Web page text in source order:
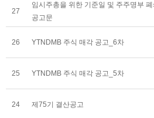
27
임시주총을 위한 기준일 및 주주명부
공고문
26 YTNDMB 주식 매각 공고_6차
25 YTNDMB 주식 매각 공고_5차
24 제75기 결산공고